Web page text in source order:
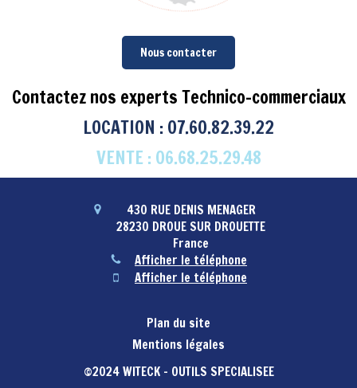
Nous contacter
Contactez nos experts Technico-commerciaux
LOCATION : 07.60.82.39.22
VENTE : 06.68.25.29.48
430 RUE DENIS MENAGER
28230 DROUE SUR DROUETTE
France
Afficher le téléphone
Afficher le téléphone
Plan du site
Mentions légales
©2024 WITECK - OUTILS SPECIALISEE